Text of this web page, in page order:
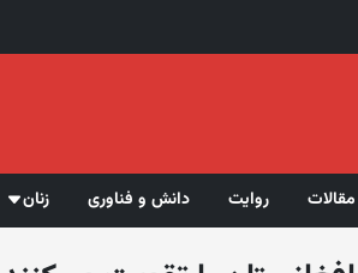
مقالات روایت دانش و فناوری زنان